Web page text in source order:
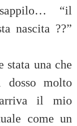
“il
nascita ??”
una che
molto
il mio
come un